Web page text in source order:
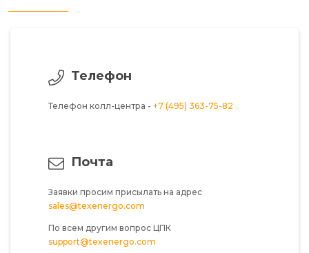
Телефон
Телефон колл-центра - +7 (495) 363-75-82
Почта
Заявки просим присылать на адрес
sales@texenergo.com
По всем другим вопрос ЦПК
support@texenergo.com